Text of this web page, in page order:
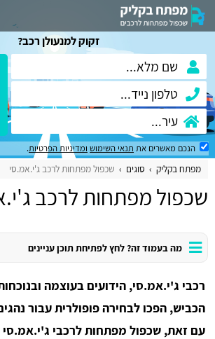
זקוק למנעולן רכב?
הנכם מאשרים את תנאי השימוש ומדיניות הפרטיות.
מפתח בקליק סוגים שכפול מפתחות לרכב ג'י.אמ.סי
שכפול מפתחות לרכב
מה בעמוד זה? לחץ לפתיחת תוכן עניינים
רכבי ג'י.אמ.סי, הידועים בעוצמה
הכביש, הפכו לבחירה פופולרית עבור
עם זאת, שכפול מפתחות לרכבי